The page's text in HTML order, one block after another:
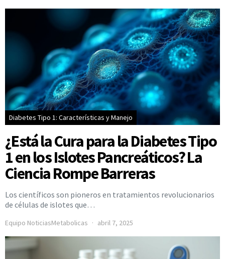
Diabetes Tipo 1: Características y Manejo
¿Está la Cura para la Diabetes Tipo
1 en los Islotes Pancreáticos? La
Ciencia Rompe Barreras
Los científicos son pioneros en tratamientos revolucionarios
de células de islotes que…
Equipo NoticiasMetabolicas abril 7, 2025